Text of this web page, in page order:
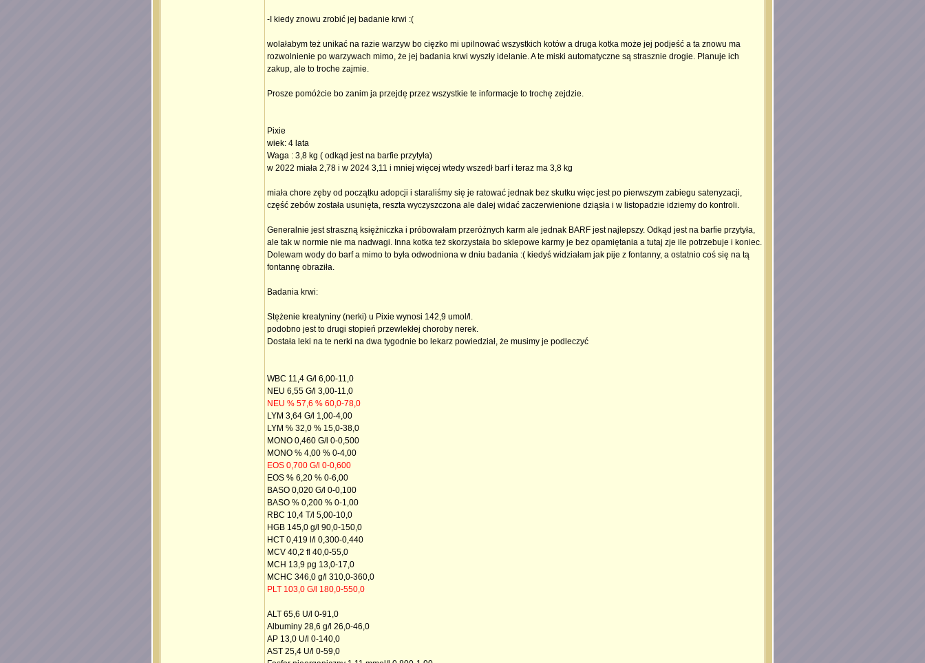
-I kiedy znowu zrobić jej badanie krwi :(
wolałabym też unikać na razie warzyw bo cięzko mi upilnować wszystkich kotów a druga kotka może jej podjeść a ta znowu ma
rozwolnienie po warzywach mimo, że jej badania krwi wyszły idelanie. A te miski automatyczne są strasznie drogie. Planuje ich
zakup, ale to troche zajmie.
Prosze pomóżcie bo zanim ja przejdę przez wszystkie te informacje to trochę zejdzie.
Pixie
wiek: 4 lata
Waga : 3,8 kg ( odkąd jest na barfie przytyła)
w 2022 miała 2,78 i w 2024 3,11 i mniej więcej wtedy wszedł barf i teraz ma 3,8 kg
miała chore zęby od początku adopcji i staraliśmy się je ratować jednak bez skutku więc jest po pierwszym zabiegu satenyzacji,
część zebów została usunięta, reszta wyczyszczona ale dalej widać zaczerwienione dziąsła i w listopadzie idziemy do kontroli.
Generalnie jest straszną księżniczka i próbowałam przeróżnych karm ale jednak BARF jest najlepszy. Odkąd jest na barfie przytyła,
ale tak w normie nie ma nadwagi. Inna kotka też skorzystała bo sklepowe karmy je bez opamiętania a tutaj zje ile potrzebuje i koniec.
Dolewam wody do barf a mimo to była odwodniona w dniu badania :( kiedyś widziałam jak pije z fontanny, a ostatnio coś się na tą
fontannę obraziła.
Badania krwi:
Stężenie kreatyniny (nerki) u Pixie wynosi 142,9 umol/l.
podobno jest to drugi stopień przewlekłej choroby nerek.
Dostała leki na te nerki na dwa tygodnie bo lekarz powiedział, że musimy je podleczyć
WBC 11,4 G/l 6,00-11,0
NEU 6,55 G/l 3,00-11,0
NEU % 57,6 % 60,0-78,0
LYM 3,64 G/l 1,00-4,00
LYM % 32,0 % 15,0-38,0
MONO 0,460 G/l 0-0,500
MONO % 4,00 % 0-4,00
EOS 0,700 G/l 0-0,600
EOS % 6,20 % 0-6,00
BASO 0,020 G/l 0-0,100
BASO % 0,200 % 0-1,00
RBC 10,4 T/l 5,00-10,0
HGB 145,0 g/l 90,0-150,0
HCT 0,419 l/l 0,300-0,440
MCV 40,2 fl 40,0-55,0
MCH 13,9 pg 13,0-17,0
MCHC 346,0 g/l 310,0-360,0
PLT 103,0 G/l 180,0-550,0
ALT 65,6 U/l 0-91,0
Albuminy 28,6 g/l 26,0-46,0
AP 13,0 U/l 0-140,0
AST 25,4 U/l 0-59,0